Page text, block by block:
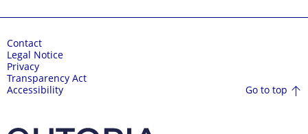
Contact
Legal Notice
Privacy
Transparency Act
Accessibility
Go to top